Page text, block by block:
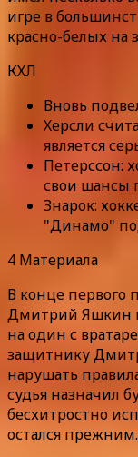
игре в
красно-белых на
КХЛ
Вновь
Херсли
является
Петерссон:
свои шансы
Знарок:
"Динамо"
4 Материала
В конце
Дмитрий Яшкин
на один с
защитнику
нарушать
судья назначил
бесхитростно
остался прежним.